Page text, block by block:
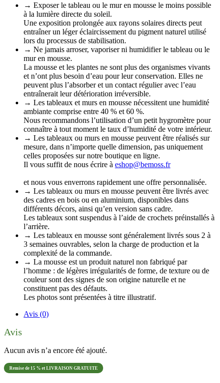
→ Exposer le tableau ou le mur en mousse le moins possible
à la lumière directe du soleil.
Une exposition prolongée aux rayons solaires directs peut
entraîner un léger éclaircissement du pigment naturel utilisé
lors du processus de stabilisation.
→ Ne jamais arroser, vaporiser ni humidifier le tableau ou le
mur en mousse.
La mousse et les plantes ne sont plus des organismes vivants
et n’ont plus besoin d’eau pour leur conservation. Elles ne
peuvent plus l’absorber et un contact régulier avec l’eau
entraînerait leur détérioration irréversible.
→ Les tableaux et murs en mousse nécessitent une humidité
ambiante comprise entre 40 % et 60 %.
Nous recommandons l’utilisation d’un petit hygromètre pour
connaître à tout moment le taux d’humidité de votre intérieur.
→ Les tableaux ou murs en mousse peuvent être réalisés sur
mesure, dans n’importe quelle dimension, pas uniquement
celles proposées sur notre boutique en ligne.
Il vous suffit de nous écrire à eshop@bemoss.fr
et nous vous enverrons rapidement une offre personnalisée.
→ Les tableaux ou murs en mousse peuvent être livrés avec
des cadres en bois ou en aluminium, disponibles dans
différents décors, ainsi qu’en version sans cadre.
Les tableaux sont suspendus à l’aide de crochets préinstallés à
l’arrière.
→ Les tableaux en mousse sont généralement livrés sous 2 à
3 semaines ouvrables, selon la charge de production et la
complexité de la commande.
→ La mousse est un produit naturel non fabriqué par
l’homme : de légères irrégularités de forme, de texture ou de
couleur sont des signes de son origine naturelle et ne
constituent pas des défauts.
Les photos sont présentées à titre illustratif.
Avis (0)
Avis
Aucun avis n’a encore été ajouté.
Remise de 15 % et LIVRAISON GRATUITE